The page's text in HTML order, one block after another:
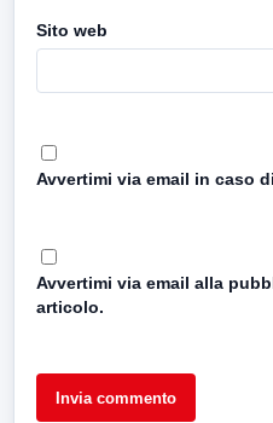
Sito web
Avvertimi via email in caso
Avvertimi via email alla
articolo.